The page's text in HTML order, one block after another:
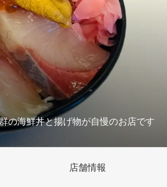
の海鮮丼と揚げ物が自慢のお店です
店舗情報